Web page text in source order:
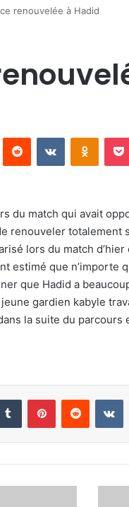
renouvelée à Hadid
Reddit VKontakte
du match qui avait
renouveler totalement
lors du match
estimé que n’importe
que Hadid a
gardien kabyle
la suite du
Tumblr PinterestReddit